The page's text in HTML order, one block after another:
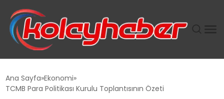
Ana Sayfa Ekonomi
TCMB Para Politikası Kurulu Toplantısının Özeti